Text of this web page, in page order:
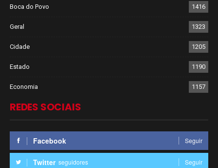
Boca do Povo 1416
Geral 1323
Cidade 1205
Estado 1190
Economia 1157
REDES SOCIAIS
Facebook Seguir
Twitter seguidores Seguir